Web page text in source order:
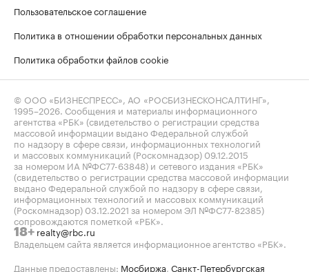
Пользовательское соглашение
Политика в отношении обработки персональных данных
Политика обработки файлов cookie
© ООО «БИЗНЕСПРЕСС», АО «РОСБИЗНЕСКОНСАЛТИНГ»,
1995–2026. Сообщения и материалы информационного
агентства «РБК» (свидетельство о регистрации средства
массовой информации выдано Федеральной службой
по надзору в сфере связи, информационных технологий
и массовых коммуникаций (Роскомнадзор) 09.12.2015
за номером ИА №ФС77-63848) и сетевого издания «РБК»
(свидетельство о регистрации средства массовой информации
выдано Федеральной службой по надзору в сфере связи,
информационных технологий и массовых коммуникаций
(Роскомнадзор) 03.12.2021 за номером ЭЛ №ФС77-82385)
сопровождаются пометкой «РБК».
18+ realty@rbc.ru
Владельцем сайта является информационное агентство «РБК».
Данные предоставлены: Мосбиржа, Санкт-Петербургская